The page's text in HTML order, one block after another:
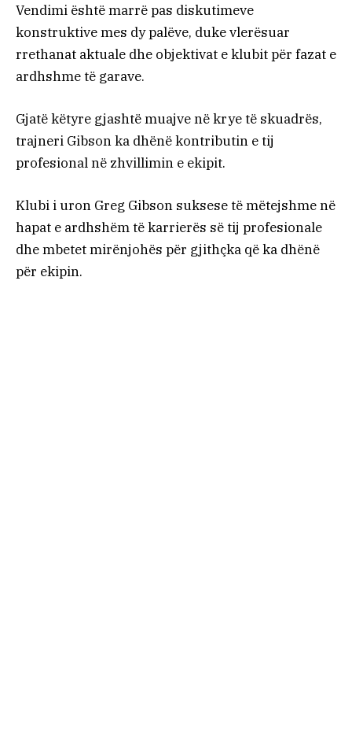
Vendimi është marrë pas diskutimeve
konstruktive mes dy palëve, duke vlerësuar
rrethanat aktuale dhe objektivat e klubit për fazat e
ardhshme të garave.
Gjatë këtyre gjashtë muajve në krye të skuadrës,
trajneri Gibson ka dhënë kontributin e tij
profesional në zhvillimin e ekipit.
Klubi i uron Greg Gibson suksese të mëtejshme në
hapat e ardhshëm të karrierës së tij profesionale
dhe mbetet mirënjohës për gjithçka që ka dhënë
për ekipin.